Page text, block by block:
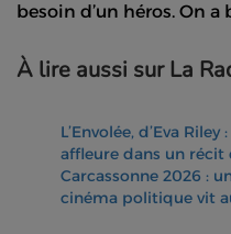
besoin d’un héros. On a
À lire aussi sur La
L’Envolée, d’Eva
affleure dans un récit
Carcassonne 2026 :
cinéma politique vit